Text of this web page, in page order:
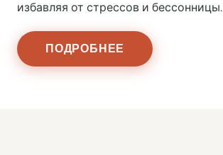
избавляя от стрессов и бессонницы.
ПОДРОБНЕЕ